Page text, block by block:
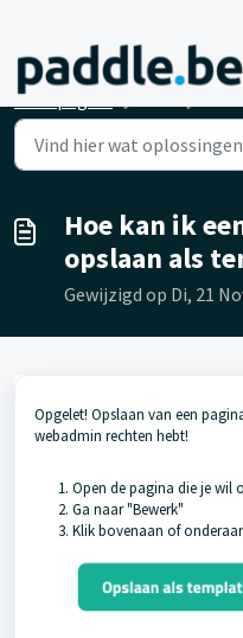
Doorgaan naar hoofdinhoud
Startpagina
Hoe kan ik
opslaan als
Gewijzigd op Di, 21
Opgelet! Opslaan van een
webadmin rechten hebt!
Open de pagina die je wil
Ga naar "Bewerk"
Klik bovenaan of